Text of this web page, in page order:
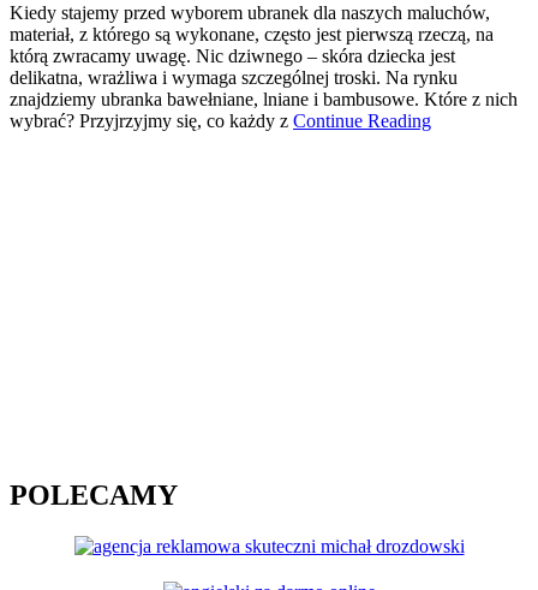
Kiedy stajemy przed wyborem ubranek dla naszych maluchów,
materiał, z którego są wykonane, często jest pierwszą rzeczą, na
którą zwracamy uwagę. Nic dziwnego – skóra dziecka jest
delikatna, wrażliwa i wymaga szczególnej troski. Na rynku
znajdziemy ubranka bawełniane, lniane i bambusowe. Które z nich
wybrać? Przyjrzyjmy się, co każdy z Continue Reading
POLECAMY